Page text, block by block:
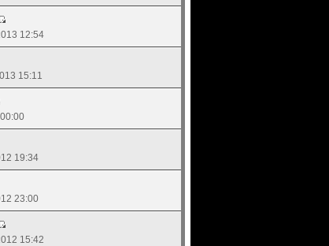
12:54
15:11
19:34
23:00
15:42